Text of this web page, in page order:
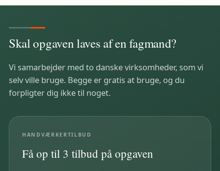
Skal opgaven laves af en fagmand?
Vi samarbejder med to danske virksomheder, som vi
selv ville bruge. Begge er gratis at bruge, og du
forpligter dig ikke til noget.
HÅNDVÆRKERTILBUD
Få op til 3 tilbud på opgaven